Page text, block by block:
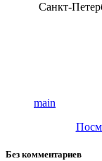
Санкт-
main
Без комментариев